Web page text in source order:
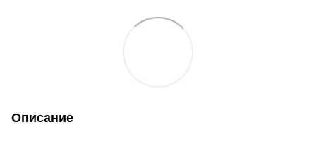
Описание